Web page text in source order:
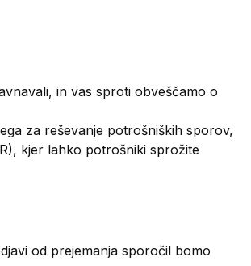
in vas sproti obveščamo o
za reševanje potrošniških sporov,
kjer lahko potrošniki sprožite
od prejemanja sporočil bomo